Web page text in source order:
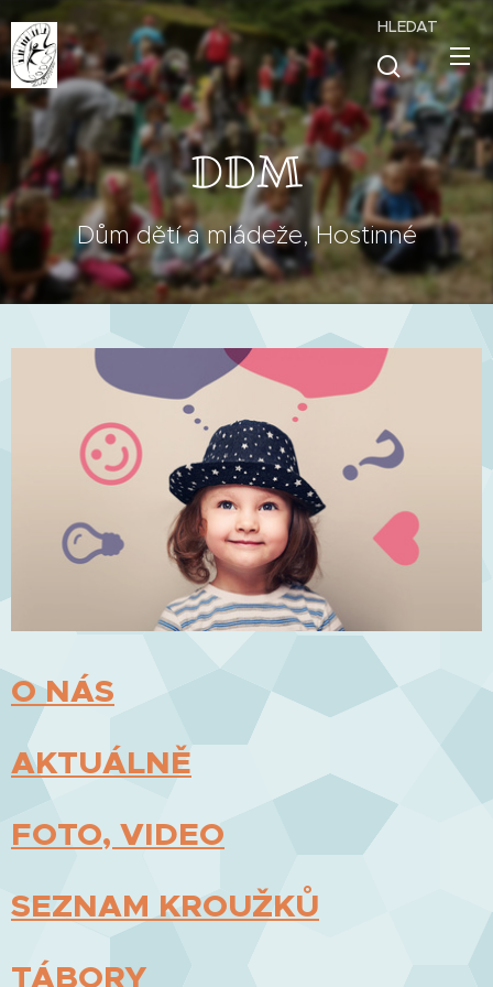
HLEDAT
DDM
Dům dětí a mládeže, Hostinné
O NÁS
AKTUÁLNĚ
FOTO, VIDEO
SEZNAM KROUŽKŮ
TÁBORY